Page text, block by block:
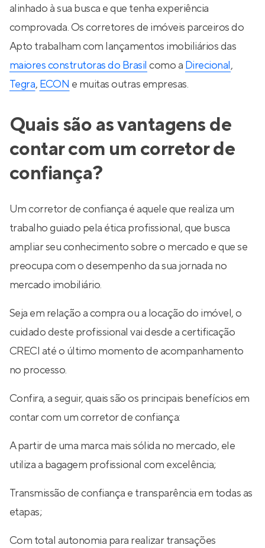
alinhado à sua busca e que tenha experiência
comprovada. Os corretores de imóveis parceiros do
Apto trabalham com lançamentos imobiliários das
maiores construtoras do Brasil como a Direcional,
Tegra, ECON e muitas outras empresas.
Quais são as vantagens de
contar com um corretor de
confiança?
Um corretor de confiança é aquele que realiza um
trabalho guiado pela ética profissional, que busca
ampliar seu conhecimento sobre o mercado e que se
preocupa com o desempenho da sua jornada no
mercado imobiliário.
Seja em relação a compra ou a locação do imóvel, o
cuidado deste profissional vai desde a certificação
CRECI até o último momento de acompanhamento
no processo.
Confira, a seguir, quais são os principais benefícios em
contar com um corretor de confiança:
A partir de uma marca mais sólida no mercado, ele
utiliza a bagagem profissional com excelência;
Transmissão de confiança e transparência em todas as
etapas;
Com total autonomia para realizar transações